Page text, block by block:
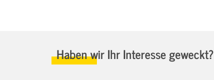
Haben wir Ihr Interesse geweckt?